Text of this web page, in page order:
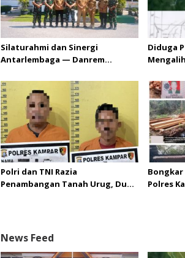
Silaturahmi dan Sinergi
Antarlembaga — Danrem
Kejaksaan Negeri Kuansing
Diduga
Polri dan TNI Razia
Penambangan Tanah Urug, Dua
Bongkar
Polres
News Feed